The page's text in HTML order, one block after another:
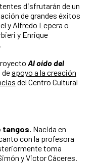
disfrutarán de un
de grandes éxitos
y Alfredo Lepera o
y Enrique
Al oído del
deapoyo a la creación
del Centro Cultural
tangos. Nacida en
con la profesora
toma
y Victor Cáceres.